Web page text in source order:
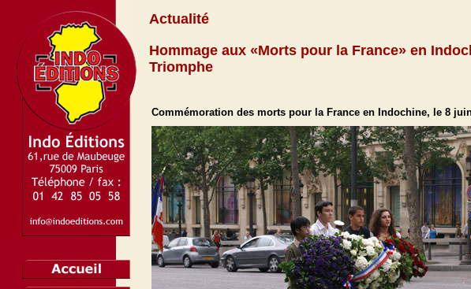
Actualité
Hommage aux «Morts pour la France» en
Triomphe
Commémoration des morts pour la France en Indochine, le 8